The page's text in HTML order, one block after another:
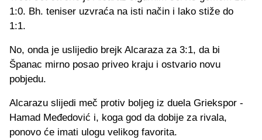
1:0. Bh. teniser uzvraća na isti način i lako stiže do
1:1.
No, onda je uslijedio brejk Alcaraza za 3:1, da bi
Španac mirno posao priveo kraju i ostvario novu
pobjedu.
Alcarazu slijedi meč protiv boljeg iz duela Griekspor -
Hamad Međedović i, koga god da dobije za rivala,
ponovo će imati ulogu velikog favorita.